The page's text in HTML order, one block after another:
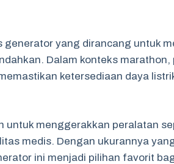
yang dirancang untuk
Dalam konteks
ketersediaan daya
untuk menggerakkan peralatan
medis. Dengan ukurannya
ini menjadi pilihan favorit